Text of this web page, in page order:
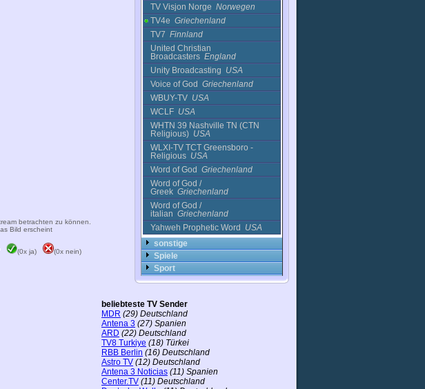
betrachten zu können.
Bild erscheint
(0x ja) (0x nein)
TV Visjon Norge Norwegen
TV4e Griechenland
TV7 Finnland
United Christian
Broadcasters England
Unity Broadcasting USA
Voice of God Griechenland
WBUY-TV USA
WCLF USA
WHTN 39 Nashville TN (CTN
Religious) USA
WLXI-TV TCT Greensboro -
Religious USA
Word of God Griechenland
Word of God /
Greek Griechenland
Word of God /
italian Griechenland
Yahweh Prophetic Word
USA
sonstige
Spiele
Sport
Unterhaltung
beliebteste TV Sender
MDR (29) Deutschland
Antena 3 (27) Spanien
ARD (22) Deutschland
TV8 Turkiye (18) Türkei
RBB Berlin (16) Deutschland
Astro TV (12) Deutschland
Antena 3 Noticias (11) Spanien
Center.TV (11) Deutschland